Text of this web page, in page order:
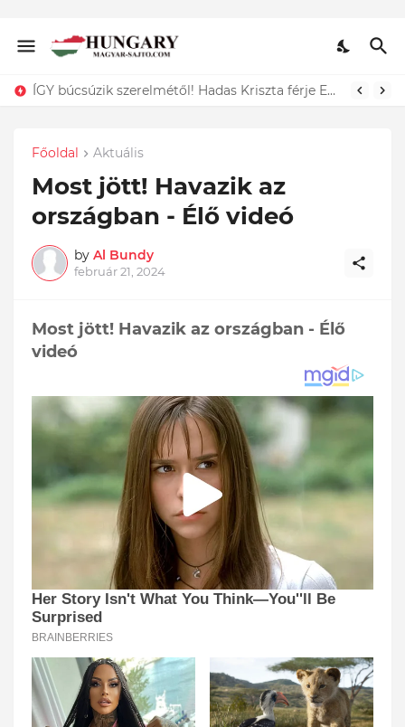
ÍGY búcsúzik szerelmétől! Hadas Kriszta férje EZT tette közzé
Főoldal Aktuális
Most jött! Havazik az
országban - Élő videó
by Al Bundy
február 21, 2024
Most jött! Havazik az országban - Élő
videó